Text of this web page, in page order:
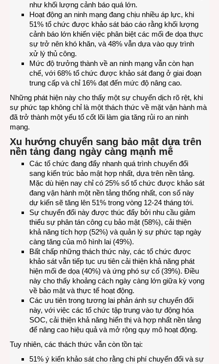
như khối lượng cảnh báo quá lớn.
Hoạt động an ninh mạng đang chịu nhiều áp lực, khi
51% tổ chức được khảo sát báo cáo rằng khối lượng
cảnh báo lớn khiến việc phân biệt các mối đe dọa thực
sự trở nên khó khăn, và 48% vẫn dựa vào quy trình
xử lý thủ công.
Mức độ trưởng thành về an ninh mạng vẫn còn hạn
chế, với 68% tổ chức được khảo sát đang ở giai đoạn
trung cấp và chỉ 16% đạt đến mức độ nâng cao.
Những phát hiện này cho thấy một sự chuyển dịch rõ rệt, khi
sự phức tạp không chỉ là một thách thức về mặt vận hành mà
đã trở thành một yếu tố cốt lõi làm gia tăng rủi ro an ninh
mạng.
Xu hướng chuyển sang bảo mật dựa trên
nền tảng đang ngày càng mạnh mẽ
Các tổ chức đang đẩy nhanh quá trình chuyển đổi
sang kiến ​​trúc bảo mật hợp nhất, dựa trên nền tảng.
Mặc dù hiện nay chỉ có 25% số tổ chức được khảo sát
đang vận hành một nền tảng thống nhất, con số này
dự kiến ​​sẽ tăng lên 51% trong vòng 12-24 tháng tới.
Sự chuyển đổi này được thúc đẩy bởi nhu cầu giảm
thiểu sự phân tán công cụ bảo mật (58%), cải thiện
khả năng tích hợp (52%) và quản lý sự phức tạp ngày
càng tăng của mô hình lai (49%).
Bất chấp những thách thức này, các tổ chức được
khảo sát vẫn tiếp tục ưu tiên cải thiện khả năng phát
hiện mối đe dọa (40%) và ứng phó sự cố (39%). Điều
này cho thấy khoảng cách ngày càng lớn giữa kỳ vọng
về bảo mật và thực tế hoạt động.
Các ưu tiên trong tương lai phản ánh sự chuyển đổi
này, với việc các tổ chức tập trung vào tự động hóa
SOC, cải thiện khả năng hiển thị và hợp nhất nền tảng
để nâng cao hiệu quả và mở rộng quy mô hoạt động.
Tuy nhiên, các thách thức vẫn còn tồn tại:
51% ý kiến khảo sát cho rằng chi phí chuyển đổi và sự